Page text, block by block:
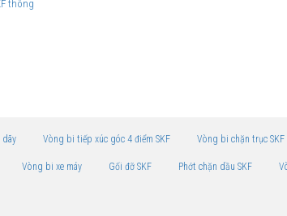
thông
Vòng bi tiếp xúc góc 4 điểm SKF Vòng bi chặn trục SKF
Vòng bi xe máy Gối đỡ SKF Phớt chặn dầu SKF